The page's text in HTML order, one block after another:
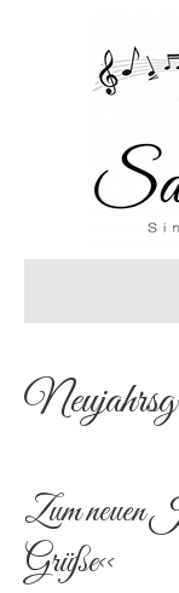
Zum neuen
Grüße<<